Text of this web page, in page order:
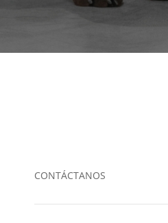
CONTÁCTANOS